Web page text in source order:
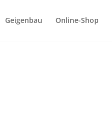
Geigenbau Online-Shop